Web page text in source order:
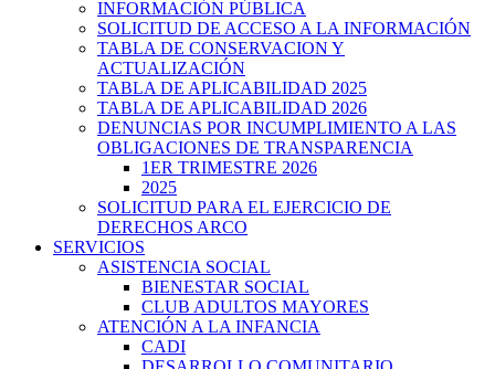
INFORMACIÓN PÚBLICA
SOLICITUD DE ACCESO A LA INFORMACIÓN
TABLA DE CONSERVACION Y
ACTUALIZACIÓN
TABLA DE APLICABILIDAD 2025
TABLA DE APLICABILIDAD 2026
DENUNCIAS POR INCUMPLIMIENTO A LAS
OBLIGACIONES DE TRANSPARENCIA
1ER TRIMESTRE 2026
2025
SOLICITUD PARA EL EJERCICIO DE
DERECHOS ARCO
SERVICIOS
ASISTENCIA SOCIAL
BIENESTAR SOCIAL
CLUB ADULTOS MAYORES
ATENCIÓN A LA INFANCIA
CADI